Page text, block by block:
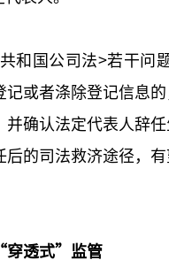
和国公司法>若干问
或者涤除登记信息
确认法定代表人辞
的司法救济途径，
穿透式”监管